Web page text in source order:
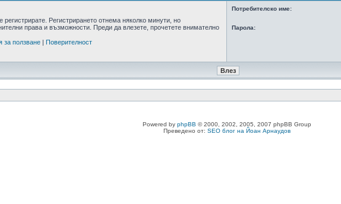
Регистрирането отнема няколко минути, но
права и възможности. Преди да влезете, прочетете внимателно
за ползване | Поверителност
Потребителско име:
Парола:
Powered by phpBB © 2000, 2002, 2005, 2007 phpBB Group
Преведено от: SEO блог на Йоан Арнаудов